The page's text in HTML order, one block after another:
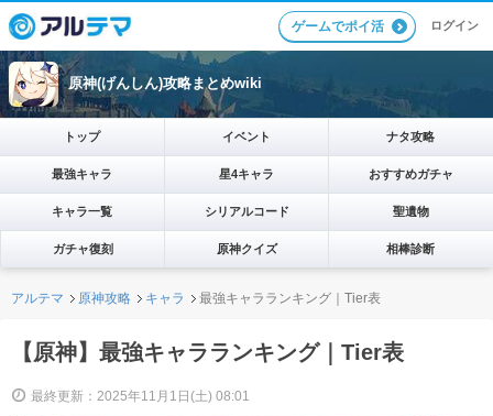
ゲームでポイ活 ログイン
原神(げんしん)攻略まとめwiki
トップ イベント ナタ攻略
最強キャラ 星4キャラ おすすめガチャ
キャラ一覧 シリアルコード 聖遺物
ガチャ復刻 原神クイズ 相棒診断
アルテマ 原神攻略 キャラ 最強キャラランキング｜Tier表
【原神】最強キャラランキング｜Tier表
最終更新：2025年11月1日(土) 08:01